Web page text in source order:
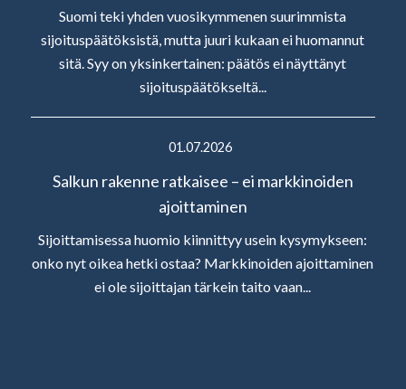
Suomi teki yhden vuosikymmenen suurimmista
sijoituspäätöksistä, mutta juuri kukaan ei huomannut
sitä. Syy on yksinkertainen: päätös ei näyttänyt
sijoituspäätökseltä...
01.07.2026
Salkun rakenne ratkaisee – ei markkinoiden
ajoittaminen
Sijoittamisessa huomio kiinnittyy usein kysymykseen:
onko nyt oikea hetki ostaa? Markkinoiden ajoittaminen
ei ole sijoittajan tärkein taito vaan...